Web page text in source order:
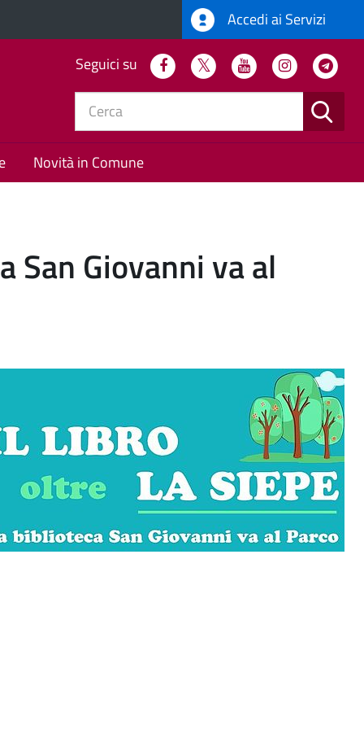
Accedi ai Servizi
Seguici su FacebookTwitter Youtube Instagram
Novità in Comune
San Giovanni va al